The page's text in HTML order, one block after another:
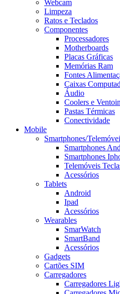
Webcam
Limpeza
Ratos e Teclados
Componentes
Processadores
Motherboards
Placas Gráficas
Memórias Ram
Fontes
Caixas
Áudio
Coolers e
Pastas Térmicas
Conectividade
Mobile
Smartphones/
Smartphones
Smartphones
Telemóveis
Acessórios
Tablets
Android
Ipad
Acessórios
Wearables
SmarWatch
SmartBand
Acessórios
Gadgets
Cartões SIM
Carregadores
Carregadores